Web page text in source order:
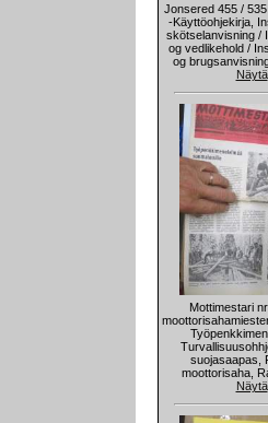
Jonsered 455 /
-Käyttöohjekirja,
skötselanvisning /
og vedlikehold /
og
Näytä
Mottimestari
suojasaapas,
moottorisaha,
Näytä